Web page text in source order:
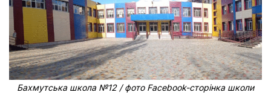
Бахмутська школа №12 / фото Facebook-сторінка школи